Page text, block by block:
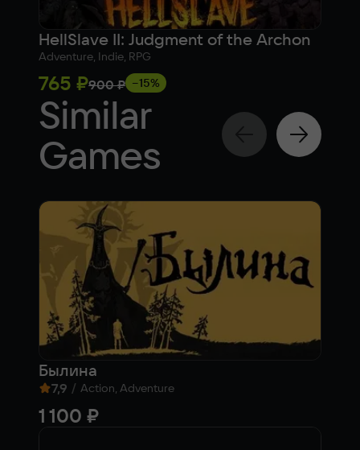
HellSlave II: Judgment of the Archon
Adventure, Indie, RPG
765 ₽900 ₽ −15%
Similar
Games
Былина
7,9 / Action, Adventure
1 100 ₽